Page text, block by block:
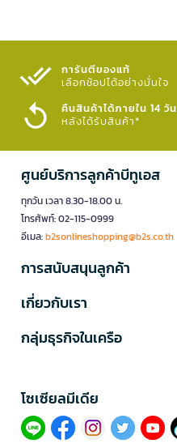
การันตีของแท้
เลือกช้อปได้อย่างมั่นใจ​
คืนสินค้าได้ภายใน 14 วัน
หลังได้รับสินค้า*
ศูนย์บริการลูกค้าบีทูเอส
ทุกวัน เวลา 8.30-18.00 น.
โทรศัพท์: 02-115-0999
อีเมล:b2sonlineshopping@b2s.co.th
การสนับสนุนลูกค้า
เกี่ยวกับเรา
กลุ่มธุรกิจในเครือ
โซเซียลมีเดีย​